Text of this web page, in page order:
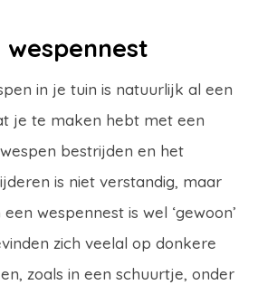
wespennest
in je tuin is natuurlijk al een
je te maken hebt met een
bestrijden en het
is niet verstandig, maar
wespennest is wel ‘gewoon’
zich veelal op donkere
zoals in een schuurtje, onder